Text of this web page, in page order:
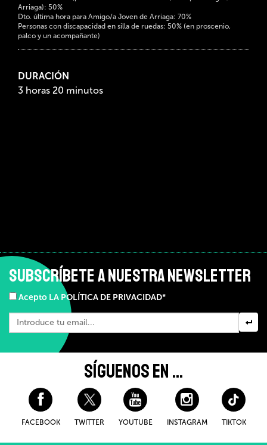
Arriaga): 50%
Dto. última hora para Amigo/a Joven de Arriaga: 70%
Personas con discapacidad en silla de ruedas: 50% (en proscenio,
palco y un acompañante)
DURACIÓN
3 horas 20 minutos
SUBSCRÍBETE A NUESTRA NEWSLETTER
Acepto LA POLÍTICA DE PRIVACIDAD*
SÍGUENOS EN ...
FACEBOOK TWITTER YOUTUBE INSTAGRAM TIKTOK